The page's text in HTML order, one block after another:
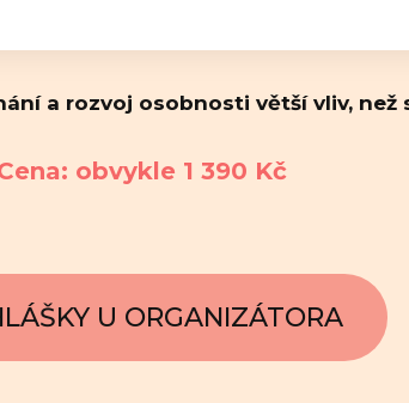
a rozvoj osobnosti větší vliv,
obvykle 1 390 Kč
U ORGANIZÁTORA